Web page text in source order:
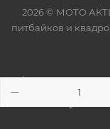
2026 © МОТО
питбайков и